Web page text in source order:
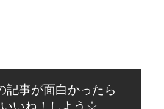
記事が面白かったら
いいね！しよう☆